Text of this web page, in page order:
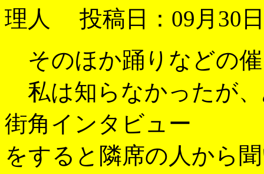
理人 投稿日：09月30日
そのほか踊りなどの
私は知らなかったが
街角インタビュー
をすると隣席の人から